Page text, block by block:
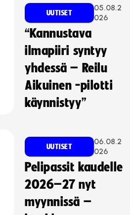
UUTISET
05.08.2
026
“Kannustava
ilmapiiri syntyy
yhdessä – Reilu
Aikuinen -pilotti
käynnistyy”
UUTISET
06.08.2
026
Pelipassit kaudelle
2026–27 nyt
myynnissä –